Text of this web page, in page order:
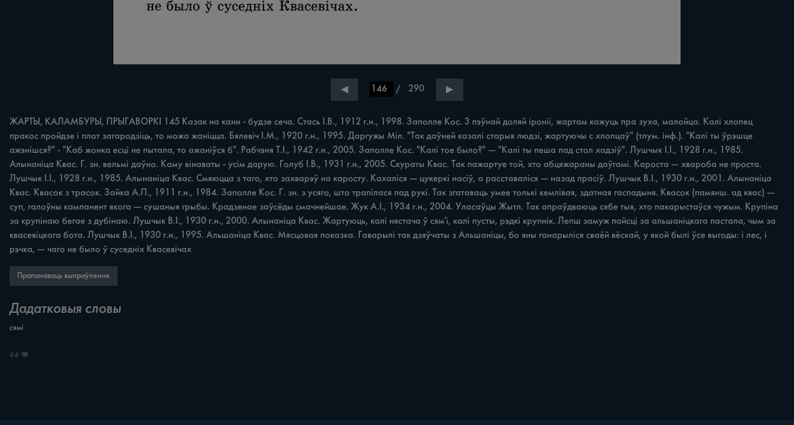
◀ / 290 ▶
ЖАРТЫ, КАЛАМБУРЫ, ПРЫГАВОРКІ 145 Казак на канн - будзе сеча. Стась І.В., 1912 г.н., 1998. Заполле Кос. 3 пэўнай доляй іроніі, жартам кажуць пра зуха, малойца. Калі хлопец
пракос пройдзе i плот загародзіць, то можа жаніцца. Бялевіч І.М., 1920 г.н., 1995. Даргужы Міл. "Так даўней казалі старыя людзі, жартуючы с хлопцаў" (тлум. інф.). "Калі ты ўрэшце
ажэнішся?" - "Каб жонка есці не пытала, то ажаніўся б". Рабчэня Т.І., 1942 г.н., 2005. Заполле Кос. "Калі тое было?" — "Калі ты пеша пад стол хадзіў". Лушчык І.І., 1928 г.н., 1985.
Алынаніца Квас. Г. зн. вельмі даўно. Каму вінаваты - усім дарую. Голуб І.В., 1931 г.н., 2005. Скураты Квас. Так пажартуе той, хто абцяжараны даўгамі. Кароста — хвароба не проста.
Лушчык І.І., 1928 г.н., 1985. Алынаніца Квас. Смяюцца з таго, хто захварэў на каросту. Кахаліся — цукеркі насіў, а расставаліся — назад прасіў. Лушчык В.І., 1930 г.н., 2001. Алынаніца
Квас. Квасок з трасок. Зайка А.П., 1911 г.н., 1984. Заполле Кос. Г. зн. з усяго, што трапілася пад рукі. Так згатаваць умее толькі кемлівая, здатная гаспадыня. Квасок (памянш. ад квас) —
суп, галоўны кампанент якога — сушаныя грыбы. Крадзенае заўсёды смачнейшае. Жук А.І., 1934 г.н., 2004. Уласаўцы Жытл. Так апраўдваюць сябе тыя, хто пакарыстаўся чужым. Крупіна
за крупінаю бегае з дубінаю. Лушчык В.І., 1930 г.н., 2000. Алынаніца Квас. Жартуюць, калі нястача ў сям'і, калі пусты, рэдкі крупнік. Лепш замуж пайсці за альшаніцкага пастала, чым за
квасевіцкага бота. Лушчык В.І., 1930 г.н., 1995. Альшаніца Квас. Мясцовая показка. Гаварылі так дзяўчаты з Альшаніцы, бо яны ганарыліся сваёй вёскай, у якой былі ўсе выгоды: i лес, i
рэчка, — чаго не было ў суседніх Квасевічах
Прапанаваць выпраўленне
Дадатковыя словы
сямі
64 👁